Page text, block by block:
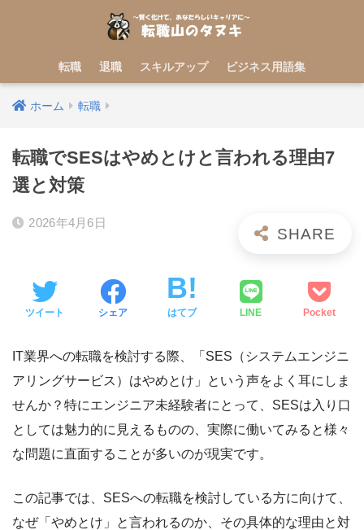
転職 退職 スキルアップ ビジネス用語集
ホーム 転職
転職でSESはやめとけと言われる理由7
選と対策
2026年4月6日
ツイート シェア はてブ LINE Pocket
IT業界への転職を検討する際、「SES（システムエンジニ
アリングサービス）はやめとけ」という声をよく耳にしま
せんか？特にエンジニア未経験者にとって、SESは入り口
としては魅力的に見えるものの、実際に働いてみると様々
な問題に直面することが多いのが現実です。
この記事では、SESへの転職を検討している方に向けて、
なぜ「やめとけ」と言われるのか、その具体的な理由と対